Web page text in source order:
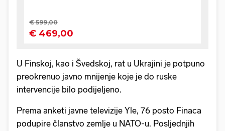
U Finskoj, kao i Švedskoj, rat u Ukrajini je potpuno
preokrenuo javno mnijenje koje je do ruske
intervencije bilo podijeljeno.
Prema anketi javne televizije Yle, 76 posto Finaca
podupire članstvo zemlje u NATO-u. Posljednjih